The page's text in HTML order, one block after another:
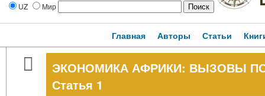
UZ Мир
Главная Авторы Статьи
ЭКОНОМИКА АФРИКИ: ВЫЗОВЫ
Статья 1